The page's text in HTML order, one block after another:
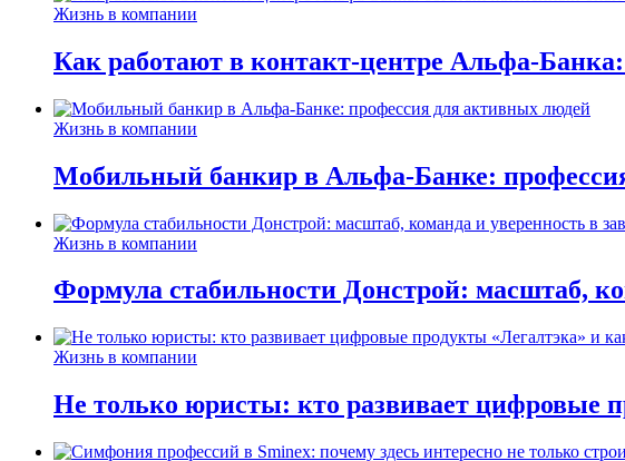
Жизнь в компании
Как работают в контакт-центре Альфа-
Жизнь в компании
Мобильный банкир в Альфа-Банке:
Жизнь в компании
Формула стабильности Донстрой: масштаб,
Жизнь в компании
Не только юристы: кто развивает цифровые